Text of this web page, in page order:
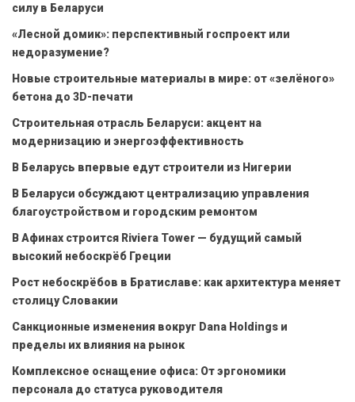
силу в Беларуси
«Лесной домик»: перспективный госпроект или
недоразумение?
Новые строительные материалы в мире: от «зелёного»
бетона до 3D-печати
Строительная отрасль Беларуси: акцент на
модернизацию и энергоэффективность
В Беларусь впервые едут строители из Нигерии
В Беларуси обсуждают централизацию управления
благоустройством и городским ремонтом
В Афинах строится Riviera Tower — будущий самый
высокий небоскрёб Греции
Рост небоскрёбов в Братиславе: как архитектура меняет
столицу Словакии
Санкционные изменения вокруг Dana Holdings и
пределы их влияния на рынок
Комплексное оснащение офиса: От эргономики
персонала до статуса руководителя